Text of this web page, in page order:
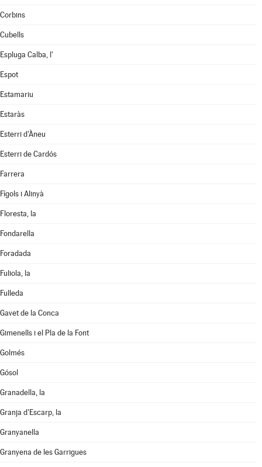
Corbins
Cubells
Espluga Calba, l'
Espot
Estamariu
Estaràs
Esterri d'Àneu
Esterri de Cardós
Farrera
Fígols i Alinyà
Floresta, la
Fondarella
Foradada
Fuliola, la
Fulleda
Gavet de la Conca
Gimenells i el Pla de la Font
Golmés
Gósol
Granadella, la
Granja d'Escarp, la
Granyanella
Granyena de les Garrigues